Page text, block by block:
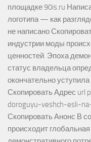
площадке 90is.ru
логотипа — как
не написано
индустрии моды
ценностей. Эпоха
статус владельца
окончательно
Скопировать Адрес url
doroguyu-veshch-esli-
Скопировать Анонс В
происходит